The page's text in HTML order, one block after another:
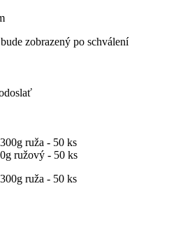
zobrazený po schválení
ružový - 50 ks